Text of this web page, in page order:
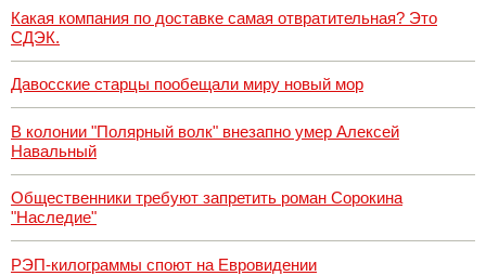
Какая компания по доставке самая отвратительная? Это
СДЭК.
Давосские старцы пообещали миру новый мор
В колонии "Полярный волк" внезапно умер Алексей
Навальный
Общественники требуют запретить роман Сорокина
"Наследие"
РЭП-килограммы споют на Евровидении